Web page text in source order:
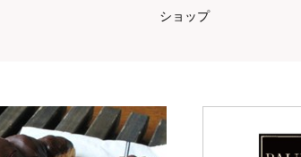
ショップ